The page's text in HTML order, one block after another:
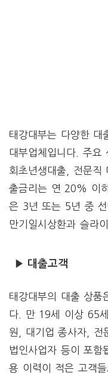
태강대부는 다양한 대
대부업체입니다. 주요
회초년생대출, 전문직
출금리는 연 20% 이
은 3년 또는 5년 중
만기일시상환과 슬라
▶ 대출고객
태강대부의 대출 상품
다. 만 19세 이상 65
원, 대기업 종사자, 전
법인사업자 등이 포함
용 이력이 적은 고객